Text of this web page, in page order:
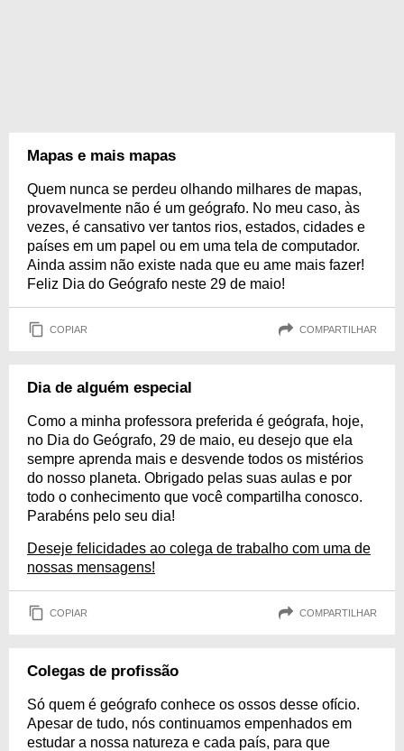
Mapas e mais mapas
Quem nunca se perdeu olhando milhares de mapas,
provavelmente não é um geógrafo. No meu caso, às
vezes, é cansativo ver tantos rios, estados, cidades e
países em um papel ou em uma tela de computador.
Ainda assim não existe nada que eu ame mais fazer!
Feliz Dia do Geógrafo neste 29 de maio!
COPIAR COMPARTILHAR
Dia de alguém especial
Como a minha professora preferida é geógrafa, hoje,
no Dia do Geógrafo, 29 de maio, eu desejo que ela
sempre aprenda mais e desvende todos os mistérios
do nosso planeta. Obrigado pelas suas aulas e por
todo o conhecimento que você compartilha conosco.
Parabéns pelo seu dia!
Deseje felicidades ao colega de trabalho com uma de
nossas mensagens!
COPIAR COMPARTILHAR
Colegas de profissão
Só quem é geógrafo conhece os ossos desse ofício.
Apesar de tudo, nós continuamos empenhados em
estudar a nossa natureza e cada país, para que